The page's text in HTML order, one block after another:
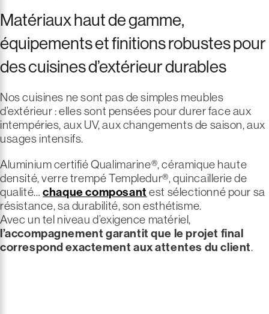
Matériaux haut de gamme,
équipements et finitions robustes pour
des cuisines d’extérieur durables
Nos cuisines ne sont pas de simples meubles
d’extérieur : elles sont pensées pour durer face aux
intempéries, aux UV, aux changements de saison, aux
usages intensifs.
Aluminium certifié Qualimarine®, céramique haute
densité, verre trempé Templedur®, quincaillerie de
qualité…chaque composant est sélectionné pour sa
résistance, sa durabilité, son esthétisme.
Avec un tel niveau d’exigence matériel,
l’accompagnement garantit que le projet final
correspond exactement aux attentes du client.